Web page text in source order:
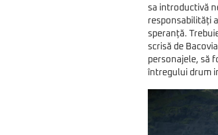
sa introductivă
responsabilități
speranță.
scrisă de
personajele, să
întregului drum